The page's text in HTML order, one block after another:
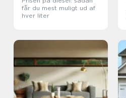
får du mest muligt ud af
hver liter